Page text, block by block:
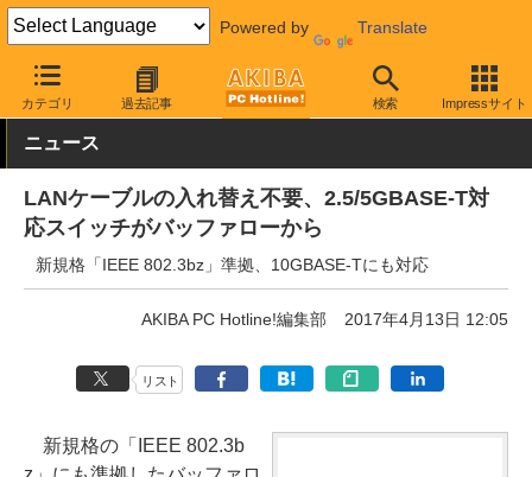
Powered by Translate
カテゴリ 過去記事 検索 Impressサイト
AKIBA PC Hotline! PC周辺機器 有線LAN バッファロー
ニュース
LANケーブルの入れ替え不要、2.5/5GBASE-T対
応スイッチがバッファローから
新規格「IEEE 802.3bz」準拠、10GBASE-Tにも対応
AKIBA PC Hotline!編集部 2017年4月13日 12:05
リスト
新規格の「IEEE 802.3b